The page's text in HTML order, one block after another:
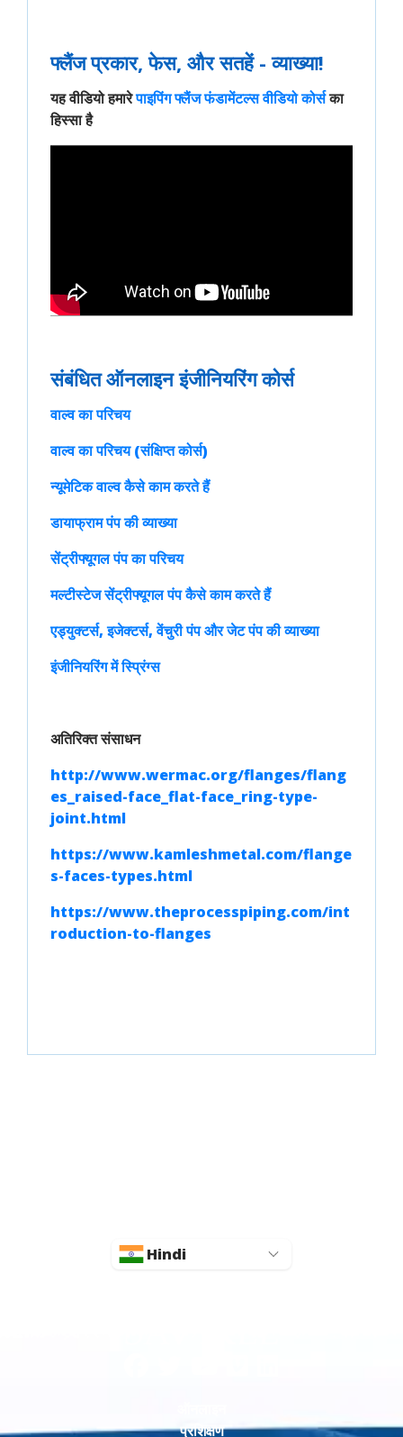
फ्लैंज प्रकार, फेस, और सतहें - व्याख्या!
यह वीडियो हमारेपाइपिंग फ्लैंज फंडामेंटल्स वीडियो कोर्सका
हिस्सा है
संबंधित ऑनलाइन इंजीनियरिंग कोर्स
वाल्व का परिचय
वाल्व का परिचय (संक्षिप्त कोर्स)
न्यूमेटिक वाल्व कैसे काम करते हैं
डायाफ्राम पंप की व्याख्या
सेंट्रीफ्यूगल पंप का परिचय
मल्टीस्टेज सेंट्रीफ्यूगल पंप कैसे काम करते हैं
एड्युक्टर्स, इजेक्टर्स, वेंचुरी पंप और जेट पंप की व्याख्या
इंजीनियरिंग में स्प्रिंग्स
अतिरिक्त संसाधन
http://www.wermac.org/flanges/flang
es_raised-face_flat-face_ring-type-
joint.html
https://www.kamleshmetal.com/flange
s-faces-types.html
https://www.theprocesspiping.com/int
roduction-to-flanges
Hindi
प्रशिक्षण